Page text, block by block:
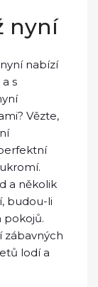
nyní
nabízí
s
Vězte,
a několik
budou-li
pokojů.
zábavných
lodí a